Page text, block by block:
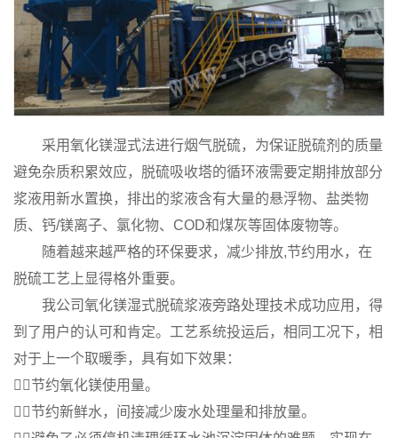
采用氧化镁湿式法进行烟气脱硫，为保证脱硫剂的质量
避免杂质积累效应，脱硫吸收塔的循环液需要定期排放部分
浆液用新水置换，排出的浆液含有大量的悬浮物、盐类物
质、钙/镁离子、氯化物、COD和煤灰等固体废物等。
随着越来越严格的环保要求，减少排放,节约用水，在
脱硫工艺上显得格外重要。
我公司氧化镁湿式脱硫浆液旁路处理技术成功应用，得
到了用户的认可和肯定。工艺系统投运后，相同工况下，相
对于上一个取暖季，具有如下效果：
节约氧化镁使用量。
节约新鲜水，间接减少废水处理量和排放量。